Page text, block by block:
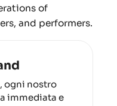
of
and performers.
ogni nostro
immediata e